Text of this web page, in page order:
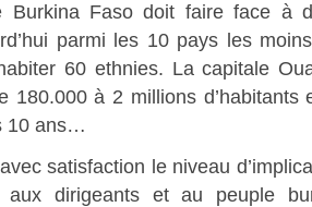
Burkina Faso doit faire face à
parmi les 10 pays les
60 ethnies. La capitale
180.000 à 2 millions
10 ans…
satisfaction le niveau
aux dirigeants et au peuple